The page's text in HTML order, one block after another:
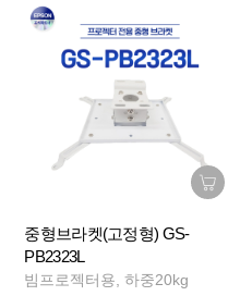
중형브라켓(고정형) GS-
PB2323L
빔프로젝터용, 하중20kg